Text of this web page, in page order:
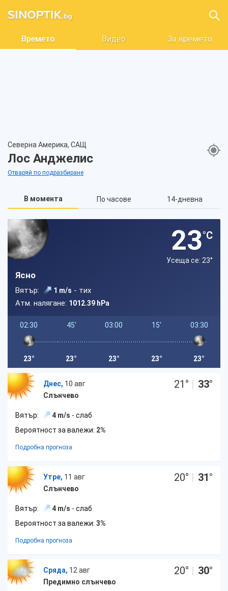
Времето Видео За времето
Северна Америка, САЩ
Лос Анджелис
Отваряй по подразбиране
В момента По часове 14-дневна
23°C
Усеща се: 23°
Ясно
Вятър: 1 m/s - тих
Атм. налягане: 1012.39 hPa
02:30
23°
45'
23°
03:00
23°
15'
23°
03:30
23°
Днес, 10 авг
Слънчево
21 ° | 33°
Вятър: 4 m/s - слаб
Вероятност за валежи: 2%
Подробна прогноза
Утре, 11 авг
Слънчево
20° | 31°
Вятър: 4 m/s - слаб
Вероятност за валежи: 3%
Подробна прогноза
Сряда, 12 авг
Предимно слънчево
20° | 30°